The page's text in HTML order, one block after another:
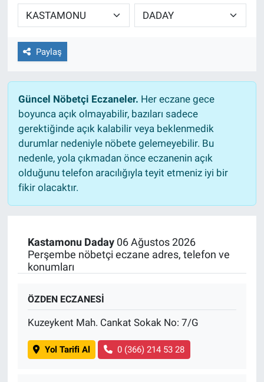
Paylaş
Güncel Nöbetçi Eczaneler. Her eczane gece
boyunca açık olmayabilir, bazıları sadece
gerektiğinde açık kalabilir veya beklenmedik
durumlar nedeniyle nöbete gelemeyebilir. Bu
nedenle, yola çıkmadan önce eczanenin açık
olduğunu telefon aracılığıyla teyit etmeniz iyi bir
fikir olacaktır.
Kastamonu Daday06 Ağustos 2026
Perşembe nöbetçi eczane adres, telefon ve
konumları
ÖZDEN ECZANESİ
Kuzeykent Mah. Cankat Sokak No: 7/G
Yol Tarifi Al 0 (366) 214 53 28
TEKNOLOJİ
Dünya
İlçeler
MAGAZİN
Bilim, Teknoloji
ASAYİŞ
EĞİTİM
BİLİM VE TEKNOLOJİ
Güvenlik
Bölge